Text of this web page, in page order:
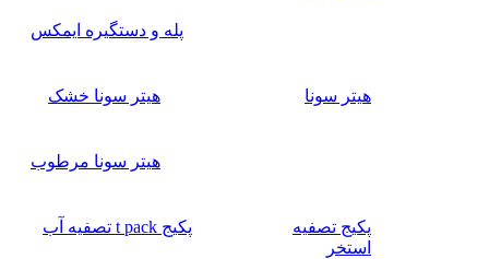
پله و دستگیره ایمکس
هیتر سونا هیتر سونا خشک
هیتر سونا مرطوب
پکیج تصفیه
استخر
پکیج t pack تصفیه آب